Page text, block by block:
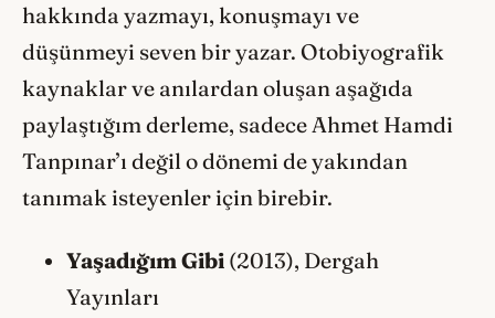
hakkında yazmayı, konuşmayı ve
düşünmeyi seven bir yazar. Otobiyografik
kaynaklar ve anılardan oluşan aşağıda
paylaştığım derleme, sadece Ahmet Hamdi
Tanpınar’ı değil o dönemi de yakından
tanımak isteyenler için birebir.
Yaşadığım Gibi (2013), Dergah
Yayınları